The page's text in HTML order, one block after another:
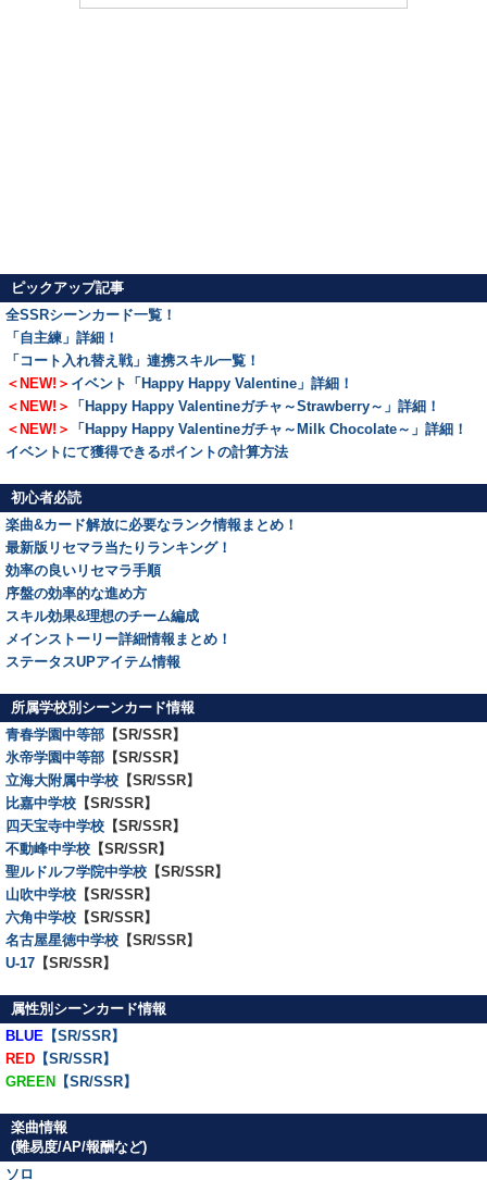
ピックアップ記事
全SSRシーンカード一覧！
「自主練」詳細！
「コート入れ替え戦」連携スキル一覧！
＜NEW!＞ イベント「Happy Happy Valentine」詳細！
＜NEW!＞
「Happy Happy Valentineガチャ～Strawberry～」詳細！
＜NEW!＞
「Happy Happy Valentineガチャ～Milk Chocolate～」詳細！
イベントにて獲得できるポイントの計算方法
初心者必読
楽曲&カード解放に必要なランク情報まとめ！
最新版リセマラ当たりランキング！
効率の良いリセマラ手順
序盤の効率的な進め方
スキル効果&理想のチーム編成
メインストーリー詳細情報まとめ！
ステータスUPアイテム情報
所属学校別シーンカード情報
青春学園中等部 【SR/SSR】
氷帝学園中等部 【SR/SSR】
立海大附属中学校 【SR/SSR】
比嘉中学校 【SR/SSR】
四天宝寺中学校 【SR/SSR】
不動峰中学校 【SR/SSR】
聖ルドルフ学院中学校 【SR/SSR】
山吹中学校 【SR/SSR】
六角中学校 【SR/SSR】
名古屋星徳中学校 【SR/SSR】
U-17 【SR/SSR】
属性別シーンカード情報
BLUE 【SR/SSR】
RED 【SR/SSR】
GREEN 【SR/SSR】
楽曲情報
(難易度/AP/報酬など)
ソロ